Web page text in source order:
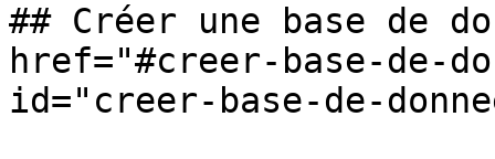
## Créer une base de
href="#creer-base-de-
id="creer-base-de-